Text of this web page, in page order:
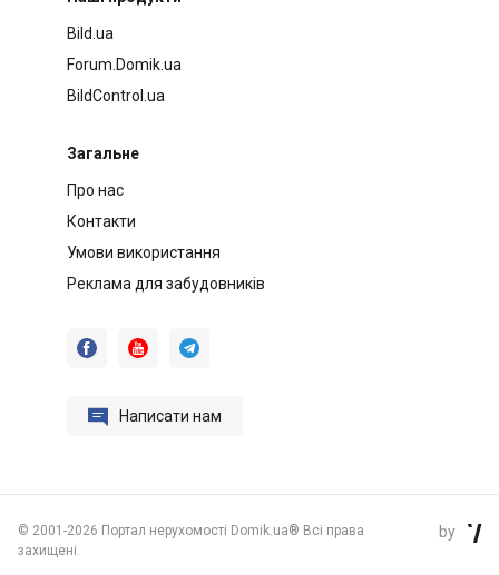
Bild.ua
Forum.Domik.ua
BildControl.ua
Загальне
Про нас
Контакти
Умови використання
Реклама для забудовників
  
 Написати нам
© 2001-2026 Портал нерухомості Domik.ua® Всі права
захищені.
by 